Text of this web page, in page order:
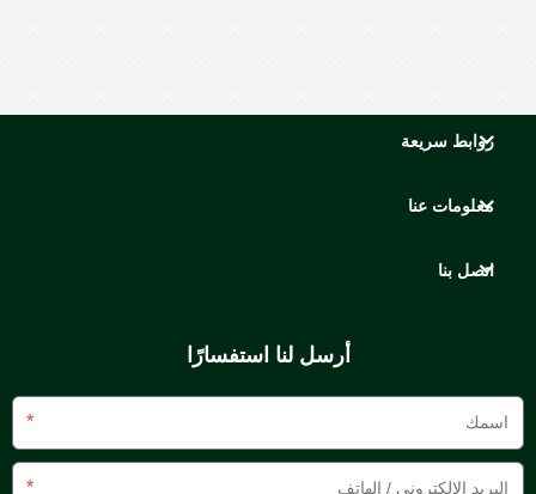
روابط سريعة
معلومات عنا
اتصل بنا
أرسل لنا استفسارًا
*
*